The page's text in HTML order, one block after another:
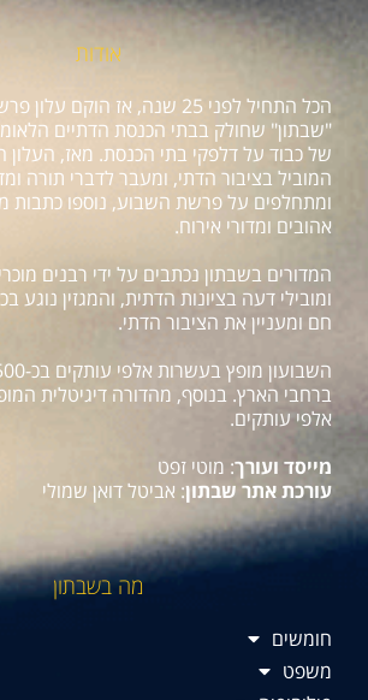
אודות
הכל התחיל לפני 25 שנה, אז הוקם
"שבתון" שחולק בבתי הכנסת הדתיים
של כבוד על דלפקי בתי הכנסת. מאז, העלון
המוביל בציבור הדתי, ומעבר לדברי תורה
ומתחלפים על פרשת השבוע, נוספו כתבות
אהובים ומדורי אירוח.
המדורים בשבתון נכתבים על ידי רבנים
ומובילי דעה בציונות הדתית, והמגזין נוגע
חם ומעניין את הציבור הדתי.
ברחבי הארץ. בנוסף, מהדורה דיגיטלית
אלפי עותקים.
מייסד ועורך: מוטי זפט
עורכת אתר שבתון: אביטל דואן שמולי
מה בשבתון
חומשים
משפט